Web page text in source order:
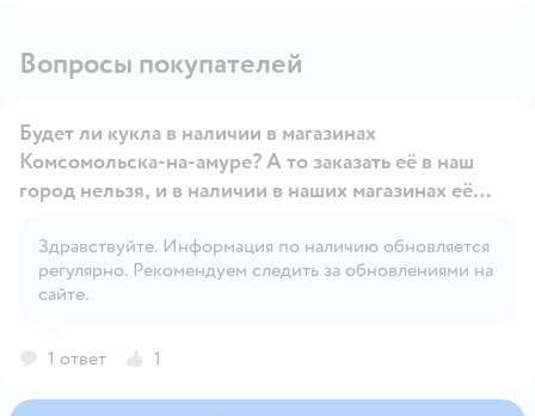
Вопросы покупателей
Открыть вопрос
Будет ли кукла в наличии в магазинах
Комсомольска-на-амуре? А то заказать её в наш
город нельзя, и в наличии в наших магазинах её
Здравствуйте. Информация по наличию обновляется
регулярно. Рекомендуем следить за обновлениями на
сайте.
1 ответ 1